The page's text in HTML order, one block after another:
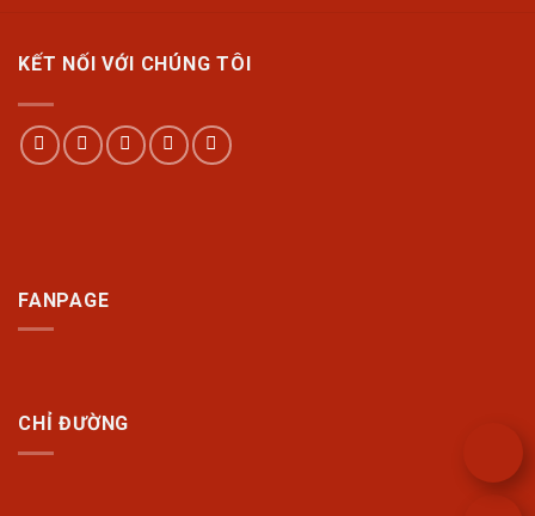
KẾT NỐI VỚI CHÚNG TÔI
FANPAGE
CHỈ ĐƯỜNG